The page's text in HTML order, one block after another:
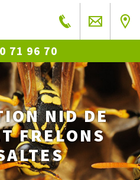
71 96 70
NID DE
FRELONS